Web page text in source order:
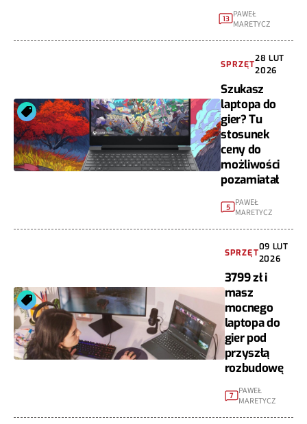
13 PAWEŁ
MARETYCZ
SPRZĘT
28 LUT
2026
Szukasz
laptopa do
gier? Tu
stosunek
ceny do
możliwości
pozamiatał
5
PAWEŁ
MARETYCZ
SPRZĘT
09 LUT
2026
3799 zł i
masz
mocnego
laptopa do
gier pod
przyszłą
rozbudowę
7 PAWEŁ
MARETYCZ